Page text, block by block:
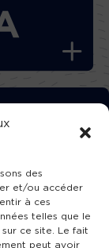
des
et/ou accéder
à ces
telles que le
ce site. Le fait
peut avoir
!